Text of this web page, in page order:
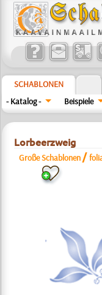
SCHABLONEN
- Katalog -
Beispiele
Lorbeerzweig
Große Schablonen /